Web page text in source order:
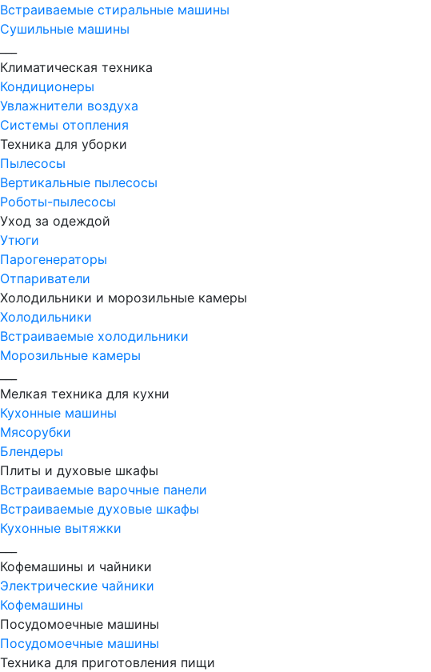
Встраиваемые стиральные машины
Сушильные машины
Климатическая техника
Кондиционеры
Увлажнители воздуха
Системы отопления
Техника для уборки
Пылесосы
Вертикальные пылесосы
Роботы-пылесосы
Уход за одеждой
Утюги
Парогенераторы
Отпариватели
Холодильники и морозильные камеры
Холодильники
Встраиваемые холодильники
Морозильные камеры
Мелкая техника для кухни
Кухонные машины
Мясорубки
Блендеры
Плиты и духовые шкафы
Встраиваемые варочные панели
Встраиваемые духовые шкафы
Кухонные вытяжки
Кофемашины и чайники
Электрические чайники
Кофемашины
Посудомоечные машины
Посудомоечные машины
Техника для приготовления пищи